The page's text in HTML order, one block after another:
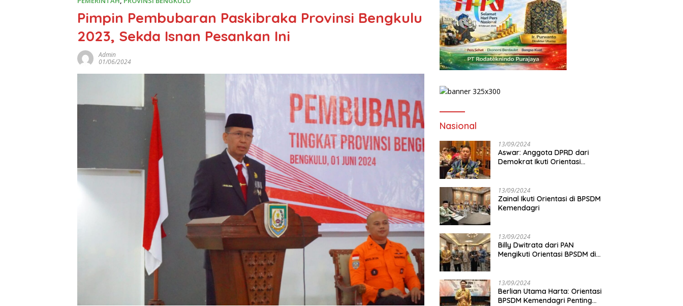
Pimpin Pembubaran Paskibraka Provinsi Bengkulu
2023, Sekda Isnan Pesankan Ini
Admin
01/06/2024
Nasional
13/09/2024
Aswar: Anggota DPRD dari
Demokrat Ikuti Orientasi
13/09/2024
Zainal Ikuti Orientasi di BPSDM
Kemendagri
13/09/2024
Billy Dwitrata dari PAN
Mengikuti Orientasi BPSDM di
13/09/2024
Berlian Utama Harta: Orientasi
BPSDM Kemendagri Penting